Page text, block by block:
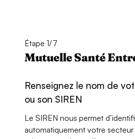
Étape 1/7
Mutuelle Santé
Renseignez le nom de
ou son SIREN
Le SIREN nous permet
automatiquement votre secteur